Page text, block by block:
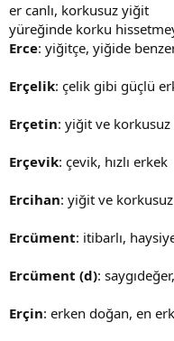
er canlı, korkusuz yiğit
yüreğinde korku
Erce: yiğitçe, yiğide
Erçelik: çelik gibi güçlü
Erçetin: yiğit ve korkusuz
Erçevik: çevik, hızlı erkek
Ercihan: yiğit ve
Ercüment: itibarlı,
Ercüment (d):
Erçin: erken doğan, en